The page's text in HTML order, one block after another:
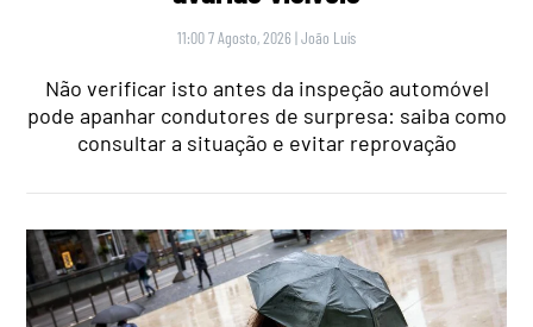
11:00 7 Agosto, 2026 |João Luís
Não verificar isto antes da inspeção automóvel
pode apanhar condutores de surpresa: saiba como
consultar a situação e evitar reprovação